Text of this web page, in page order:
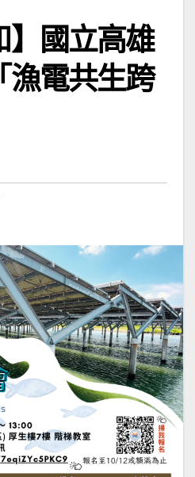
】國立高雄
漁電共生跨